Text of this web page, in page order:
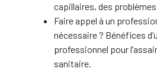
capillaires, des
Faire appel à un
nécessaire ? Bénéfices
professionnel pour
sanitaire.